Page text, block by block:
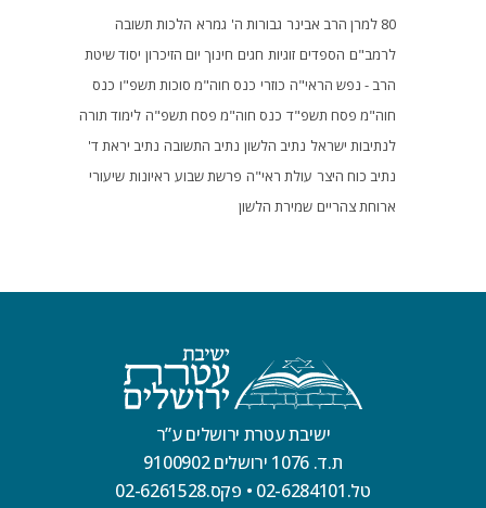
80 למרן הרב אבינר גבורות ה' גמרא הלכות תשובה
לרמב"ם הספדים זוגיות חגים חינוך יום הזיכרון יסוד שיטת
הרב - נפש הראי"ה כוזרי כנס חוה"מ סוכות תשפ"ו כנס
חוה"מ פסח תשפ"ד כנס חוה"מ פסח תשפ"ה לימוד תורה
לנתיבות ישראל נתיב הלשון נתיב התשובה נתיב יראת ד'
נתיב כוח היצר עולת ראי"ה פרשת שבוע ראיונות שיעורי
ארוחת צהריים שמירת הלשון
ישיבת עטרת ירושלים ע”ר
ת.ד. 1076 ירושלים 9100902
טל.02-6284101
• פקס.02-6261528